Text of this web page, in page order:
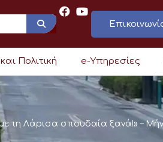
Πολιτική e-Υπηρεσίες
τη Λάρισα σπουδαία ξανά!» –